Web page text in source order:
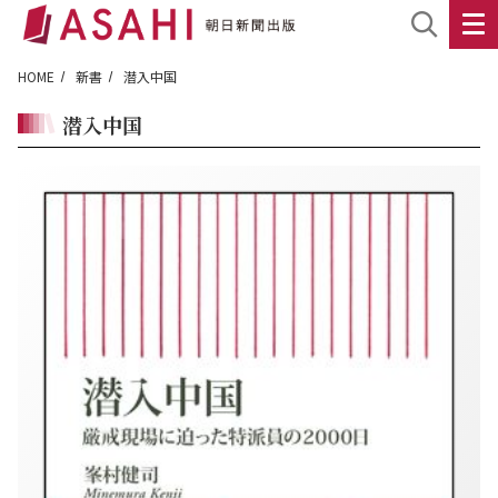
HOME 新書 潜入中国
潜入中国